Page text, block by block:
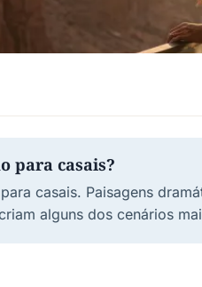
para casais?
casais. Paisagens
alguns dos cenários